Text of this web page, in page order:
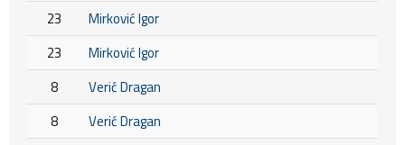
23
Mirković Igor
23
Mirković Igor
8
Verić Dragan
8
Verić Dragan